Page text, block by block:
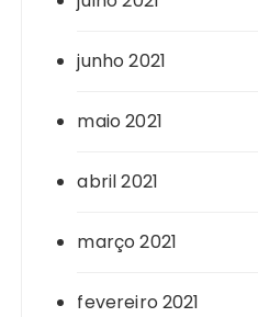
junho 2021
maio 2021
abril 2021
março 2021
fevereiro 2021